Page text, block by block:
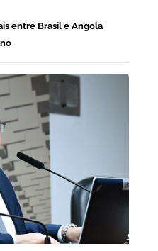
entre Brasil e Angola